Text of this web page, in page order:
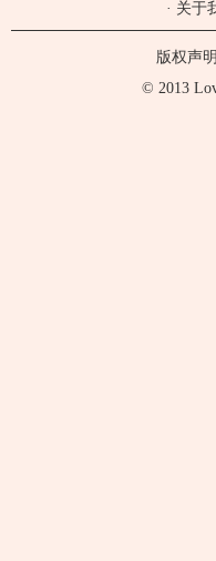
· 关于
版权声
© 2013